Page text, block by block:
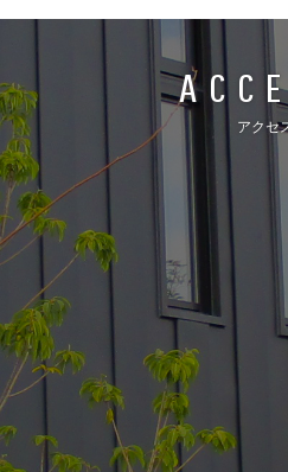
アクセ